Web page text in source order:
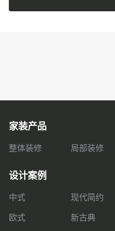
家装产品
整体装修 局部装修
设计案例
中式 现代简约
欧式
新古典